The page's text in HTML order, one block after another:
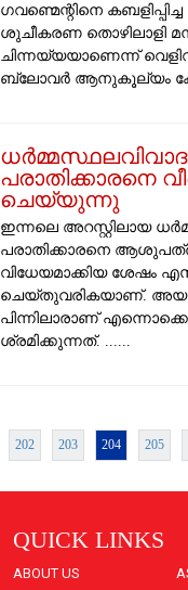
ഗവണ്മെന്റിനെ
ശുചീകരണ തൊഴിലാളി
ചിന്നയ്യയാണെന്ന്
ബ്ലോവർ ആനുകൂല്യം
പരാതിക്കാരനെ
ചെയ്യുന്നു
ഇന്നലെ അറസ്റ്റിലായ
പരാതിക്കാരനെ
വിധേയമാക്കിയ ശേഷം
ചെയ്തുവരികയാണ്.
പിന്നിലാരാണ്
ശ്രമിക്കുന്നത്. ......
202 203 204 205
QUICK LINKS
ABOUT US